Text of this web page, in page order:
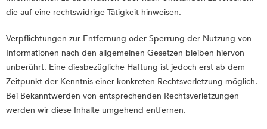
die auf eine rechtswidrige Tätigkeit hinweisen.
Verpflichtungen zur Entfernung oder Sperrung der Nutzung von
Informationen nach den allgemeinen Gesetzen bleiben hiervon
unberührt. Eine diesbezügliche Haftung ist jedoch erst ab dem
Zeitpunkt der Kenntnis einer konkreten Rechtsverletzung möglich.
Bei Bekanntwerden von entsprechenden Rechtsverletzungen
werden wir diese Inhalte umgehend entfernen.